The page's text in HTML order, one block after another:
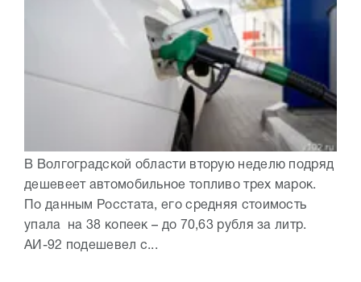
В Волгоградской области вторую неделю подряд
дешевеет автомобильное топливо трех марок.
По данным Росстата, его средняя стоимость
упала на 38 копеек – до 70,63 рубля за литр.
АИ-92 подешевел с...